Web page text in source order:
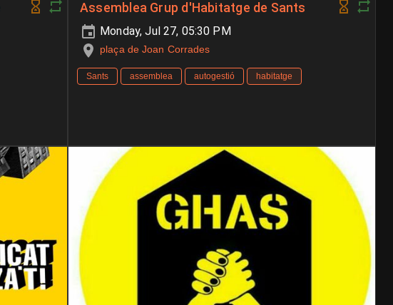
Assemblea Grup d'Habitatge de Sants
Monday, Jul 27, 05:30 PM
plaça de Joan Corrades
Sants assemblea autogestió habitatge